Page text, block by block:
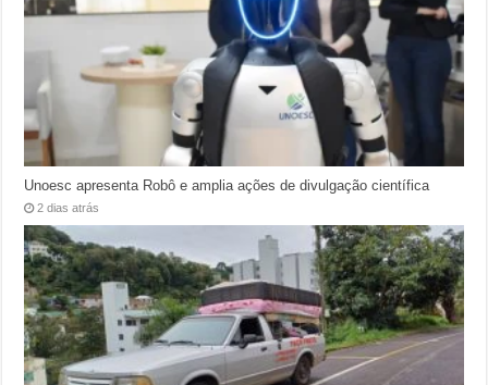
Unoesc apresenta Robô e amplia ações de divulgação científica
2 dias atrás